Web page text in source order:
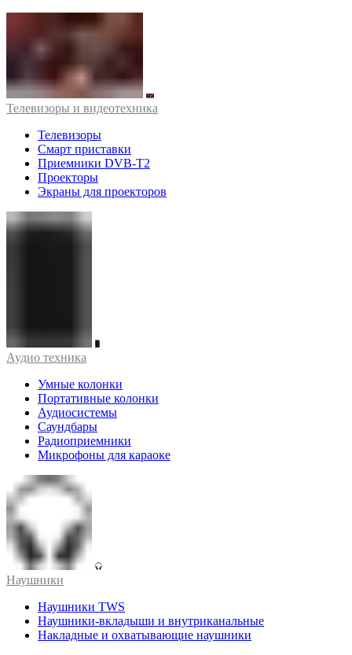
Телевизоры и видеотехника
Телевизоры
Смарт приставки
Приемники DVB-T2
Проекторы
Экраны для проекторов
Аудио техника
Умные колонки
Портативные колонки
Аудиосистемы
Саундбары
Радиоприемники
Микрофоны для караоке
Наушники
Наушники TWS
Наушники-вкладыши и внутриканальные
Накладные и охватывающие наушники